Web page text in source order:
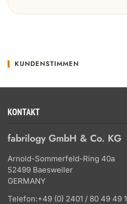
KUNDENSTIMMEN
KONTAKT
fabrilogy GmbH & Co. KG
Arnold-Sommerfeld-Ring 40a
52499 Baesweiler
GERMANY
Telefon:+49 (0) 2401 / 80 49 49 1